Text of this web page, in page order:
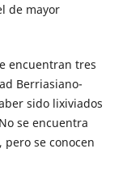
de mayor
encuentran tres
Berriasiano-
sido lixiviados
se encuentra
se conocen